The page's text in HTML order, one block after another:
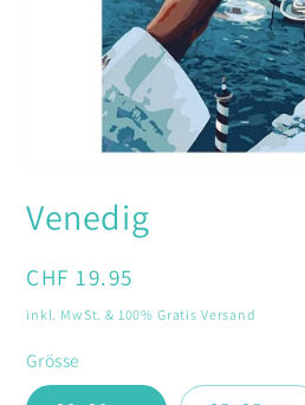
in
Modal
Venedig
Normaler
Preis
CHF 19.95
inkl. MwSt. & 100% Gratis Versand
Grösse